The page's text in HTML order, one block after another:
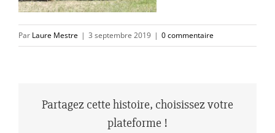
Par Laure Mestre | 3 septembre 2019 | 0 commentaire
Partagez cette histoire, choisissez votre
plateforme !